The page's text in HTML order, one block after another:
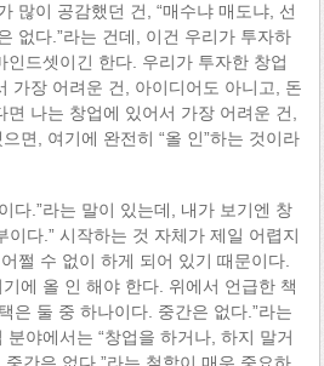
많이 공감했던 건, “매수냐 매도냐, 선
없다.”라는 건데, 이건 우리가 투자하
인드셋이긴 한다. 우리가 투자한 창업
가장 어려운 건, 아이디어도 아니고, 돈
나는 창업에 있어서 가장 어려운 건,
면, 여기에 완전히 “올 인”하는 것이라
다.”라는 말이 있는데, 내가 보기엔 창
이다.” 시작하는 것 자체가 제일 어렵지
쩔 수 없이 하게 되어 있기 때문이다.
에 올 인 해야 한다. 위에서 언급한 책
은 둘 중 하나이다. 중간은 없다.”라는
야에서는 “창업을 하거나, 하지 말거